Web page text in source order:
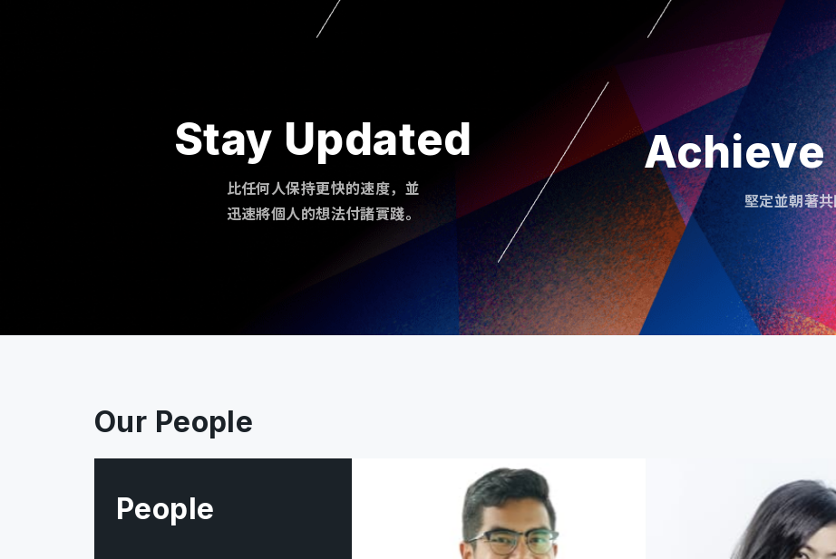
Stay Updated
比任何人保持更快的速度，並
迅速將個人的想法付諸實踐。
堅定並朝著
Our People
People